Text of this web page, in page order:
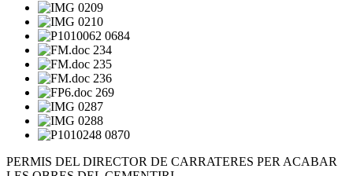
PERMIS DEL DIRECTOR DE CARRATERES PER ACABAR